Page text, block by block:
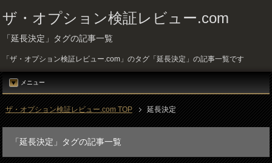
ザ・オプション検証レビュー.com
「延長決定」タグの記事一覧
「ザ・オプション検証レビュー.com」のタグ「延長決定」の記事一覧です
メニュー
ザ・オプション検証レビュー.com TOP 延長決定
「延長決定」タグの記事一覧